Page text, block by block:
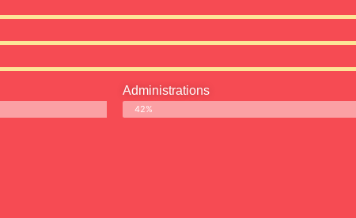
Administrations
42%